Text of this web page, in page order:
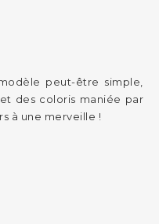
peut-être simple,
des coloris maniée par
à une merveille !